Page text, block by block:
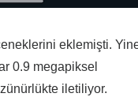
eklemişti.
0.9 megapiksel
iletiliyor.